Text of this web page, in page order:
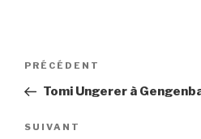
Navigation
l’article
Article
précédent
PRÉCÉDENT
Tomi Ungerer à
Article
SUIVANT